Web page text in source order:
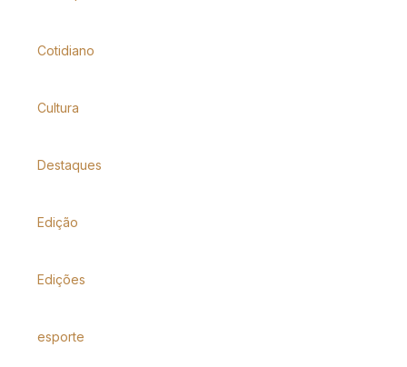
Cotidiano
Cultura
Destaques
Edição
Edições
esporte